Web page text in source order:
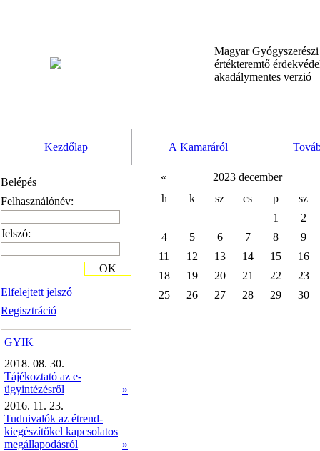
Magyar
értékteremtő
akadálymentes verzió
Kezdőlap A Kamaráról
Belépés
Felhasználónév:
Jelszó:
Elfelejtett jelszó
Regisztráció
OK
GYIK
2018. 08. 30.
Tájékoztató az e-
ügyintézésről
»
2016. 11. 23.
Tudnivalók az étrend-
kiegészítőkel kapcsolatos
megállapodásról
»
«
2023 december
h
k sz cs p
sz
1
2
4
5 6 7 8
9
11
12 13 14 15
16
18
19 20 21 22
23
25
26 27 28 29 30